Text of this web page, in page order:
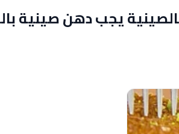
يجب دهن صينية